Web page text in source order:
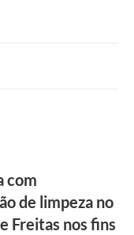
com
de limpeza no
Freitas nos fins